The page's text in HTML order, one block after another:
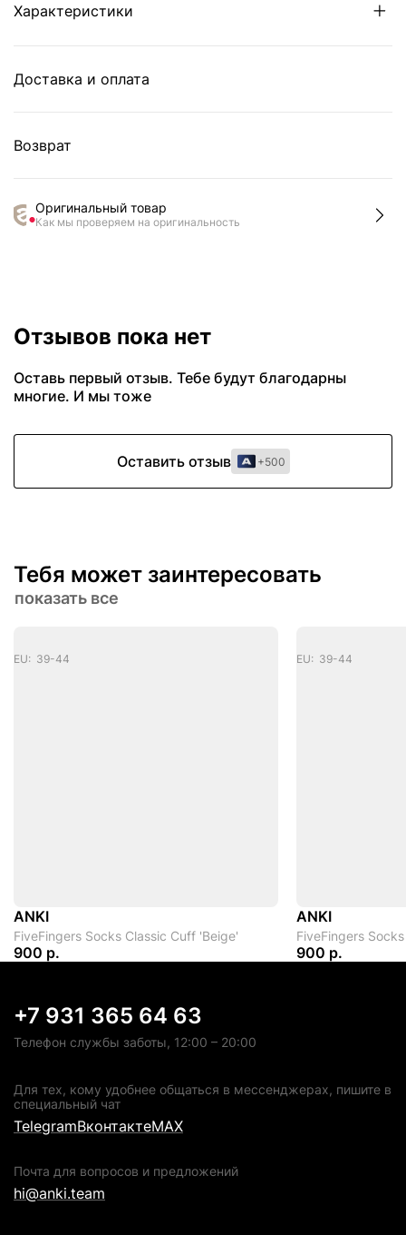
Характеристики
Доставка и оплата
Возврат
Оригинальный товар
Как мы проверяем на оригинальность
Отзывов пока нет
Оставь первый отзыв. Тебе будут благодарны
многие. И мы тоже
Оставить отзыв +500
Тебя может заинтересовать
показать все
EU: 39-44
ANKI
FiveFingers Socks Classic Cuff 'Beige'
900 р.
EU: 39-44
ANKI
FiveFingers
900 р.
+7 931 365 64 63
Телефон службы заботы, 12:00 – 20:00
Для тех, кому удобнее общаться в мессенджерах, пишите в
специальный чат
TelegramВконтактеMAX
Почта для вопросов и предложений
hi@anki.team